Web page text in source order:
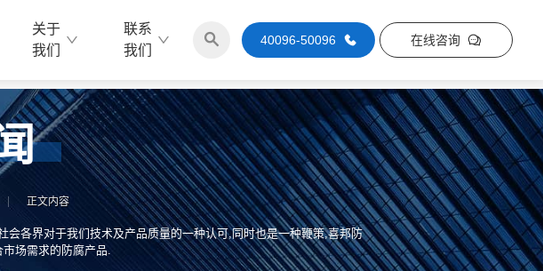
关于
我们
联系
我们
40096-50096 在线咨询
正文内容
各界对于我们技术及产品质量的一种认可,同时也是一种鞭策,喜邦防
场需求的防腐产品.